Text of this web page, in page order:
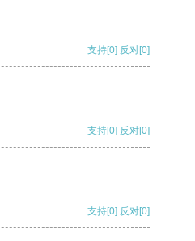
支持[0] 反对[0]
支持[0] 反对[0]
支持[0] 反对[0]